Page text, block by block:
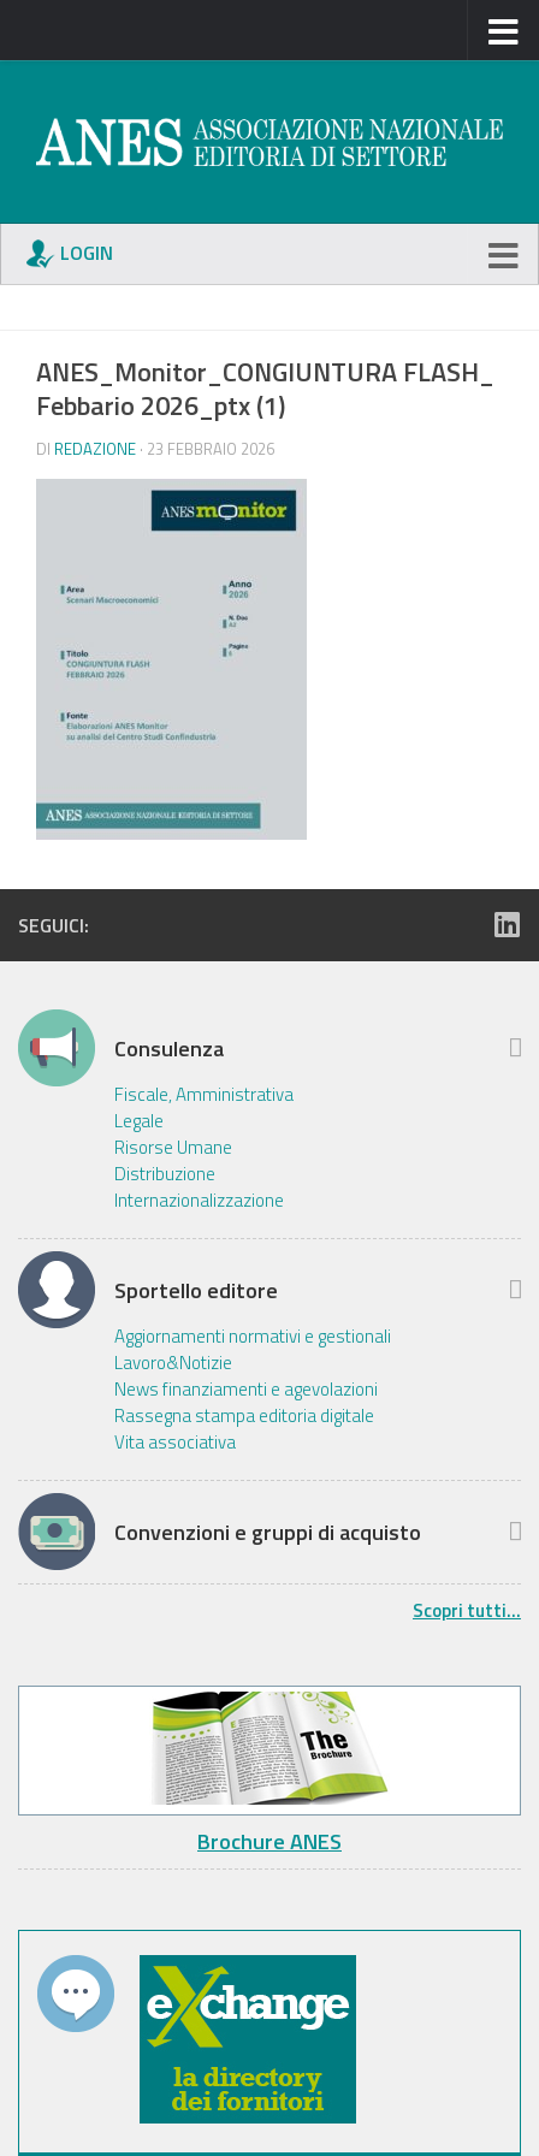
LOGIN
ANES_Monitor_CONGIUNTURA FLASH_
Febbario 2026_ptx (1)
DI REDAZIONE · 23 FEBBRAIO 2026
SEGUICI:
Consulenza
Fiscale, Amministrativa
Legale
Risorse Umane
Distribuzione
Internazionalizzazione
Sportello editore
Aggiornamenti normativi e gestionali
Lavoro&Notizie
News finanziamenti e agevolazioni
Rassegna stampa editoria digitale
Vita associativa
Convenzioni e gruppi di acquisto
Scopri tutti...
Brochure ANES